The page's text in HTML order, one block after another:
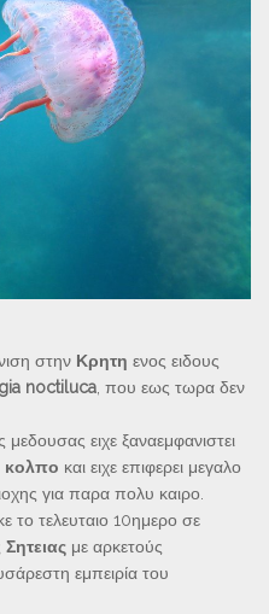
στην Κρητη ενος ειδους
noctiluca , που εως τωρα δεν
ειχε ξαναεμφανιστει
κολπο και ειχε επιφερει μεγαλο
για παρα πολυ καιρο.
τελευταιο 10ημερο σε
Σητειας με αρκετούς
εμπειρία του